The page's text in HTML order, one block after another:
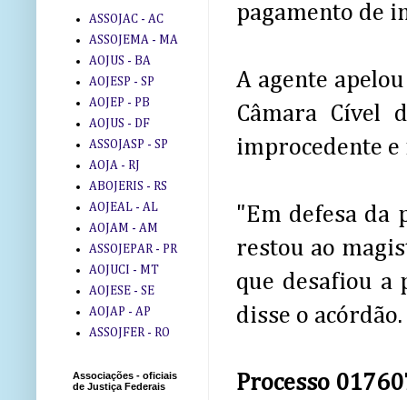
pagamento de
A agente
Câmara Cível
improcedente e
"Em defesa da
restou ao
que desafiou a
disse o acórdão.
Processo
ASSOJAC - AC
ASSOJEMA - MA
AOJUS - BA
AOJESP - SP
AOJEP - PB
AOJUS - DF
ASSOJASP - SP
AOJA - RJ
ABOJERIS - RS
AOJEAL - AL
AOJAM - AM
ASSOJEPAR - PR
AOJUCI - MT
AOJESE - SE
AOJAP - AP
ASSOJFER - RO
Associações - oficiais
de Justiça Federais